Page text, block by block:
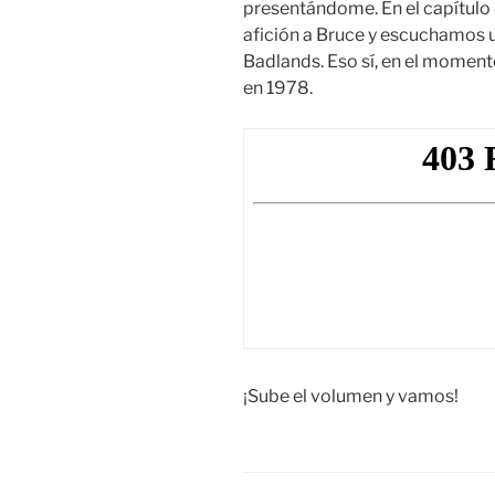
presentándome. En el
afición a Bruce y escuchamos
Badlands. Eso sí, en el
en 1978.
¡Sube el volumen y vamos!